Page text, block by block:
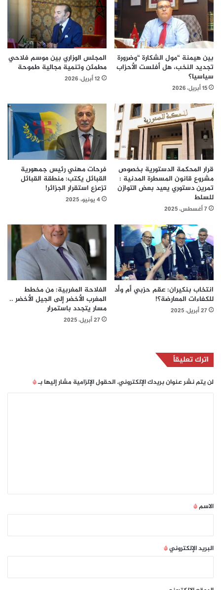
بين هيمنة “مول الشكارة “وضرورة
تجديد النخب، هل أفلست الأحزاب
سياسيا؟
15 أبريل، 2026
المجلس الوزاري بين موسم فلاحي
مطمئن وتنمية مجالية طموحة
12 أبريل، 2026
قرار المحكمة الدستورية بخصوص
مشروع قانون المسطرة المدنية :
تمرين دستوري يعيد بعض التوازن
للسلط
7 أغسطس، 2025
فرحات مهني رئيس جمهورية
القبائل يكتب: منطقة القبائل
تزعزع استقرار الجزائر!
4 يونيو، 2025
انتخاب بنكيران: عقم حزبي أم وأد
للكفاءات المعارضة؟!
27 أبريل، 2025
الفلاحة المغربية: من مخطط
المغرب الأخضر إلى الجيل الأخضر ..
مسار يتجدد باستمرار
27 أبريل، 2025
اترك تعليقاً
لن يتم نشر عنوان بريدك الإلكتروني.الحقول الإلزامية مشار إليها بـ*
*
الاسم*
البريد الإلكتروني*